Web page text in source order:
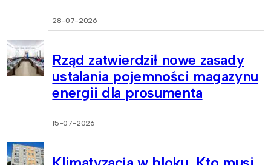
28-07-2026
Rząd zatwierdził nowe zasady
ustalania pojemności magazynu
energii dla prosumenta
15-07-2026